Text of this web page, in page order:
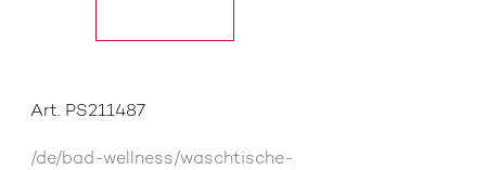
Art. PS211487
/de/bad-wellness/waschtische-